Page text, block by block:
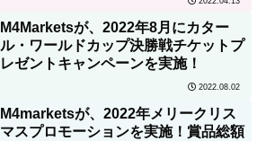
M4Marketsが、2022年8月にカター
ル・ワールドカップ決勝戦チケットプ
レゼントキャンペーンを実施！
2022.08.02
M4marketsが、2022年メリークリス
マスプロモーションを実施！賞品総額